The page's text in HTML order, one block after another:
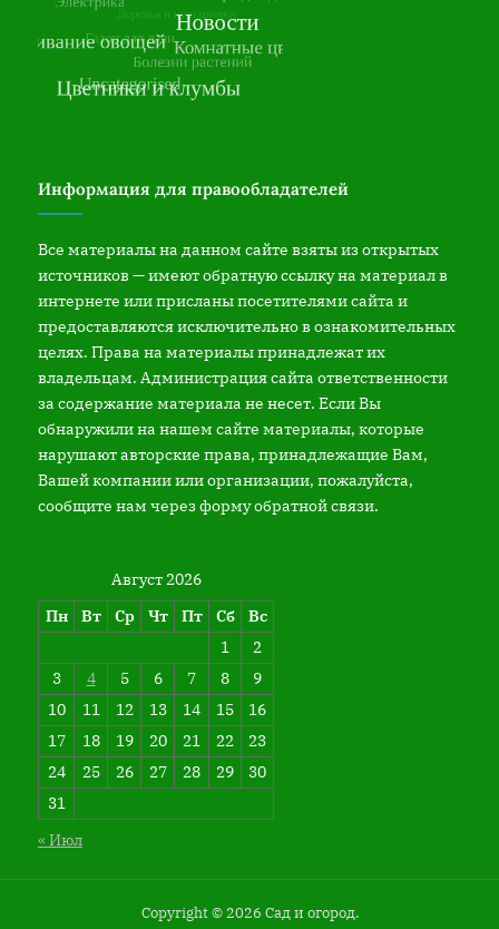
Информация для правообладателей
Все материалы на данном сайте взяты из открытых
источников — имеют обратную ссылку на материал в
интернете или присланы посетителями сайта и
предоставляются исключительно в ознакомительных
целях. Права на материалы принадлежат их
владельцам. Администрация сайта ответственности
за содержание материала не несет. Если Вы
обнаружили на нашем сайте материалы, которые
нарушают авторские права, принадлежащие Вам,
Вашей компании или организации, пожалуйста,
сообщите нам через форму обратной связи.
Август 2026
Пн
Вт Ср Чт Пт Сб
Вс
1
2
3
4 5 6 7 8
9
10
11 12 13 14 15
16
17
18 19 20 21 22
23
24
25 26 27 28 29
30
31
« Июл
Copyright © 2026 Сад и огород.